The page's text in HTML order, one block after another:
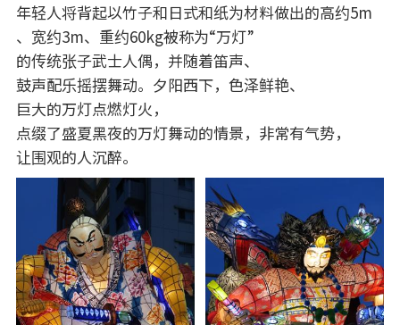
年轻人将背起以竹子和日式和纸为材料做出的高约5m
、宽约3m、重约60kg被称为“万灯”
的传统张子武士人偶，并随着笛声、
鼓声配乐摇摆舞动。夕阳西下，色泽鲜艳、
巨大的万灯点燃灯火，
点缀了盛夏黑夜的万灯舞动的情景，非常有气势，
让围观的人沉醉。